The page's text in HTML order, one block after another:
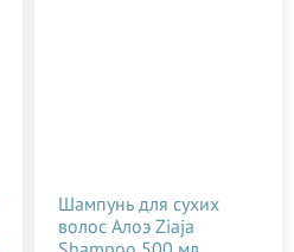
Шампунь для сухих
волос Алоэ Ziaja